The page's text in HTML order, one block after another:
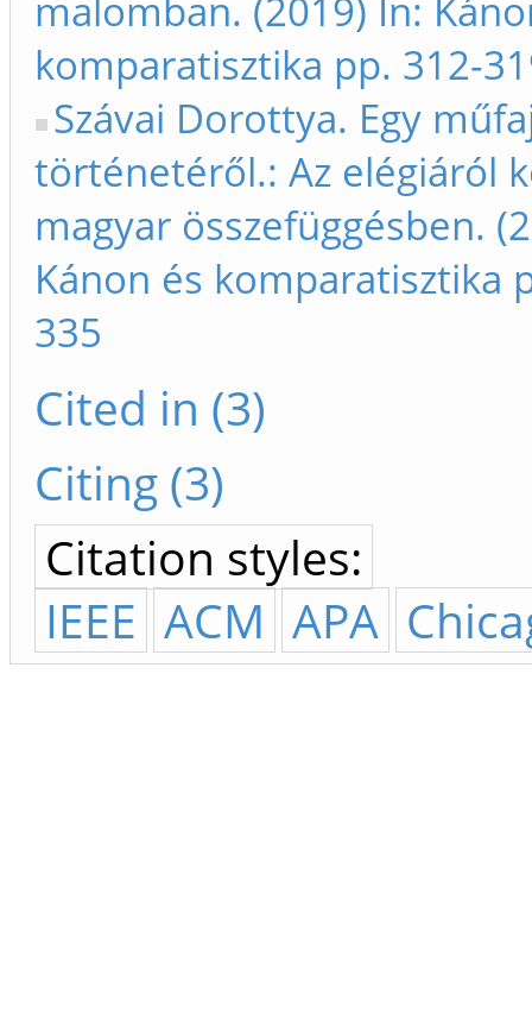
malomban. (2019) In:
komparatisztika pp. 312-
Szávai Dorottya. Egy
történetéről.: Az elégiáról
magyar összefüggésben.
Kánon és komparatisztika
335
Cited in (3)
Citing (3)
Citation styles:
IEEE ACM APA